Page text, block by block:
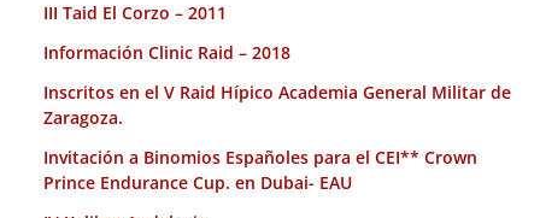
III Taid El Corzo – 2011
Información Clinic Raid – 2018
Inscritos en el V Raid Hípico Academia General Militar de
Zaragoza.
Invitación a Binomios Españoles para el CEI** Crown
Prince Endurance Cup. en Dubai- EAU